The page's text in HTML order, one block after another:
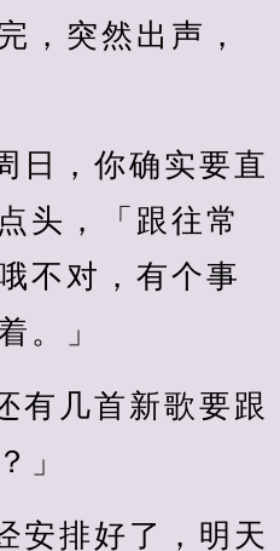
，突然出声，
日，你确实要直
头，「跟往常
对，有个事
。」
有几首新歌要跟
」
安排好了，明天